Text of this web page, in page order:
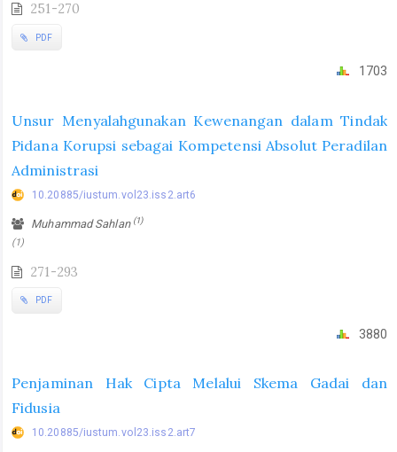
251-270
PDF
1703
Unsur Menyalahgunakan Kewenangan dalam Tindak
Pidana Korupsi sebagai Kompetensi Absolut Peradilan
Administrasi
10.20885/iustum.vol23.iss2.art6
Muhammad Sahlan (1)
(1)
271-293
PDF
3880
Penjaminan Hak Cipta Melalui Skema Gadai dan
Fidusia
10.20885/iustum.vol23.iss2.art7